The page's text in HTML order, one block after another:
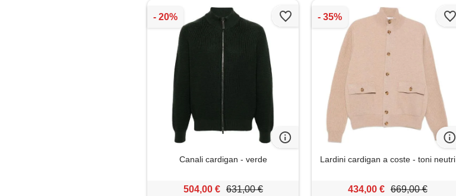
Canali cardigan - verde
504,00 € 631,00 €
Lardini cardigan a coste - toni neutri
434,00 € 669,00 €